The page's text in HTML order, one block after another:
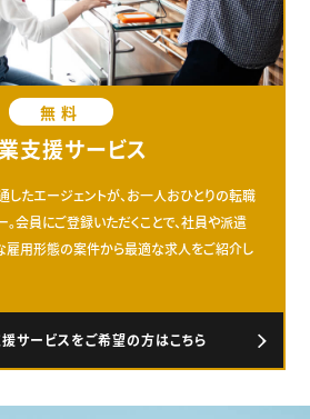
無料
支援サービス
したエージェントが、お一人おひとりの転職
。会員にご登録いただくことで、社員や派遣
雇用形態の案件から最適な求人をご紹介し
サービスをご希望の方はこちら